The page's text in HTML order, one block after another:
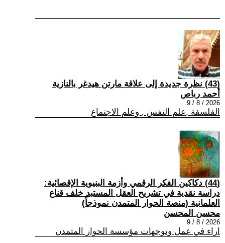
(43) نظرة جديدة إلى علاقة مارتن هيدغر بالنازية
أحمد رباص
2026 / 8 / 9
الفلسفة ,علم النفس , وعلم الاجتماع
(44) دكاكين الفكر الرقمي وأزمة البنيوية الإقصائية:
دراسة نقدية في تشريح العقل المستبد خلف قناع
العلمانية (منصة الحوار المتمدن نموذجاً)
محسن المحسن
2026 / 8 / 9
اراء في عمل وتوجهات مؤسسة الحوار المتمدن